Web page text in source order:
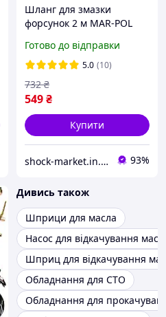
Шланг для змазки
форсунок 2 м MAR-POL
Готово до відправки
5.0 (10)
549₴
732 ₴
Купити
shock-market.in.ua 93%
Дивись також
Шприци для масла
Насос для відкачування
Шприц для відкачування
Обладнання для СТО
Обладнання для